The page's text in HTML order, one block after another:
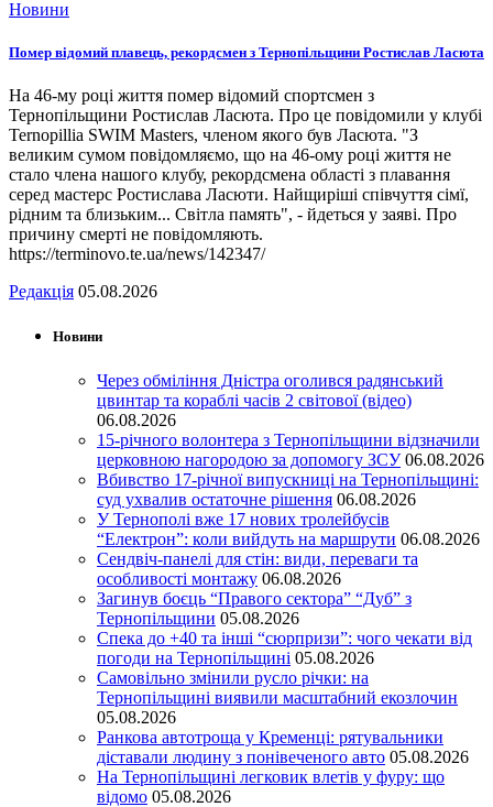
Новини
Помер відомий плавець, рекордсмен з Тернопільщини Ростислав Ласюта
На 46-му році життя помер відомий спортсмен з
Тернопільщини Ростислав Ласюта. Про це повідомили у клубі
Ternopillia SWIM Masters, членом якого був Ласюта. "З
великим сумом повідомляємо, що на 46-ому році життя не
стало члена нашого клубу, рекордсмена області з плавання
серед мастерс Ростислава Ласюти. Найщиріші співчуття сімї,
рідним та близьким... Світла память", - йдеться у заяві. Про
причину смерті не повідомляють.
https://terminovo.te.ua/news/142347/
Редакція 05.08.2026
Новини
Через обміління Дністра оголився радянський
цвинтар та кораблі часів 2 світової (відео)
06.08.2026
15-річного волонтера з Тернопільщини відзначили
церковною нагородою за допомогу ЗСУ 06.08.2026
Вбивство 17-річної випускниці на Тернопільщині:
суд ухвалив остаточне рішення 06.08.2026
У Тернополі вже 17 нових тролейбусів
“Електрон”: коли вийдуть на маршрути 06.08.2026
Сендвіч-панелі для стін: види, переваги та
особливості монтажу 06.08.2026
Загинув боєць “Правого сектора” “Дуб” з
Тернопільщини 05.08.2026
Спека до +40 та інші “сюрпризи”: чого чекати від
погоди на Тернопільщині 05.08.2026
Самовільно змінили русло річки: на
Тернопільщині виявили масштабний екозлочин
05.08.2026
Ранкова автотроща у Кременці: рятувальники
діставали людину з понівеченого авто 05.08.2026
На Тернопільщині легковик влетів у фуру: що
відомо 05.08.2026